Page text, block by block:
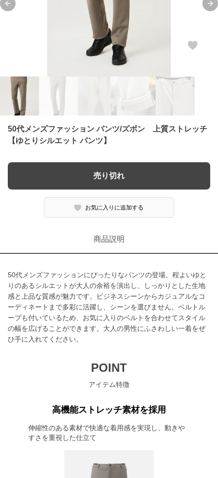
Previous slide
50代メンズファッション パンツ/ズボン 上質ストレッチ
【ゆとりシルエット パンツ】
売り切れ
お気に入りに追加する
商品説明
50代メンズファッションにぴったりなパンツの登場。程よいゆと
りのあるシルエットが大人の余裕を演出し、しっかりとした生地
感と上品な質感が魅力です。ビジネスシーンからカジュアルなコ
ーディネートまで多彩に活躍し、シーンを選びません。ベルトル
ープも付いているため、お気に入りのベルトを合わせてスタイル
の幅を広げることができます。大人の男性にふさわしい一着をぜ
ひ手に入れてください。
POINT
アイテム特徴
高機能ストレッチ素材を採用
伸縮性のある素材で快適な着用感を実現し、動きや
すさを重視した仕立て